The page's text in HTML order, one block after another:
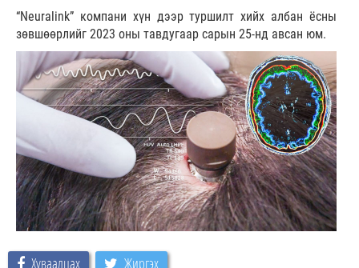
“Neuralink” компани хүн дээр туршилт хийх албан ёсны
зөвшөөрлийг 2023 оны тавдугаар сарын 25-нд авсан юм.
Хуваалцах Жиргэх